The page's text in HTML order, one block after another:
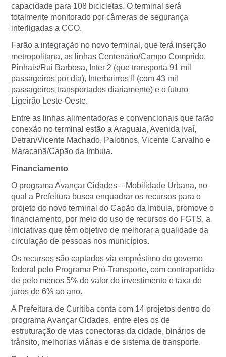
capacidade para 108 bicicletas. O terminal será
totalmente monitorado por câmeras de segurança
interligadas a CCO.
Farão a integração no novo terminal, que terá inserção
metropolitana, as linhas Centenário/Campo Comprido,
Pinhais/Rui Barbosa, Inter 2 (que transporta 91 mil
passageiros por dia), Interbairros II (com 43 mil
passageiros transportados diariamente) e o futuro
Ligeirão Leste-Oeste.
Entre as linhas alimentadoras e convencionais que farão
conexão no terminal estão a Araguaia, Avenida Ivaí,
Detran/Vicente Machado, Palotinos, Vicente Carvalho e
Maracanã/Capão da Imbuia.
Financiamento
O programa Avançar Cidades – Mobilidade Urbana, no
qual a Prefeitura busca enquadrar os recursos para o
projeto do novo terminal do Capão da Imbuia, promove o
financiamento, por meio do uso de recursos do FGTS, a
iniciativas que têm objetivo de melhorar a qualidade da
circulação de pessoas nos municípios.
Os recursos são captados via empréstimo do governo
federal pelo Programa Pró-Transporte, com contrapartida
de pelo menos 5% do valor do investimento e taxa de
juros de 6% ao ano.
A Prefeitura de Curitiba conta com 14 projetos dentro do
programa Avançar Cidades, entre eles os de
estruturação de vias conectoras da cidade, binários de
trânsito, melhorias viárias e de sistema de transporte.